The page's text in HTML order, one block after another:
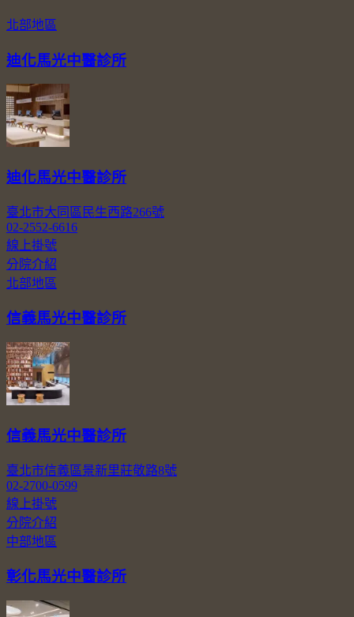
北部地區
迪化馬光中醫診所
迪化馬光中醫診所
臺北市大同區民生西路266號
02-2552-6616
線上掛號
分院介紹
北部地區
信義馬光中醫診所
信義馬光中醫診所
臺北市信義區景新里莊敬路8號
02-2700-0599
線上掛號
分院介紹
中部地區
彰化馬光中醫診所